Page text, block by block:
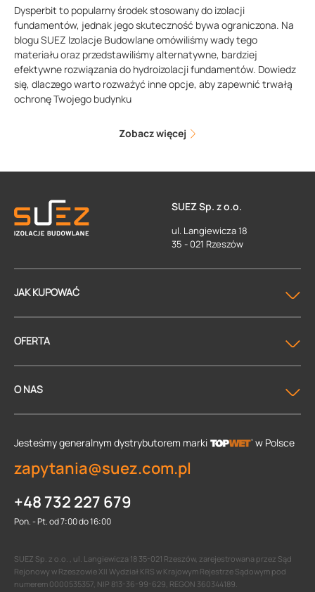
Dysperbit to popularny środek stosowany do izolacji
fundamentów, jednak jego skuteczność bywa ograniczona. Na
blogu SUEZ Izolacje Budowlane omówiliśmy wady tego
materiału oraz przedstawiliśmy alternatywne, bardziej
efektywne rozwiązania do hydroizolacji fundamentów. Dowiedz
się, dlaczego warto rozważyć inne opcje, aby zapewnić trwałą
ochronę Twojego budynku
Zobacz więcej
SUEZ Sp. z o.o.
ul. Langiewicza 18
35 - 021 Rzeszów
JAK KUPOWAĆ
OFERTA
O NAS
Jesteśmy generalnym dystrybutorem marki w Polsce
zapytania@suez.com.pl
+48 732 227 679
Pon. - Pt. od 7:00 do 16:00
SUEZ Sp. z o.o. , ul. Langiewicza 18 35-021 Rzeszów, zarejestrowana przez Sąd
Rejonowy w Rzeszowie XII Wydział KRS w Krajowym Rejestrze Sądowym pod
numerem 0000535357, NIP 813-36-99-629, REGON 360344189.